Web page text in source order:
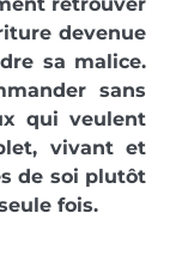
devenue
sa malice.
sans
qui veulent
vivant et
de soi plutôt
fois.